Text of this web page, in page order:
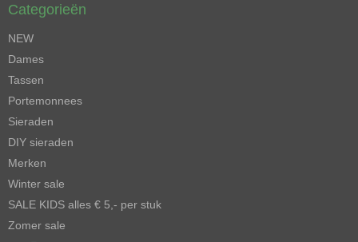
Categorieën
NEW
Dames
Tassen
Portemonnees
Sieraden
DIY sieraden
Merken
Winter sale
SALE KIDS alles € 5,- per stuk
Zomer sale